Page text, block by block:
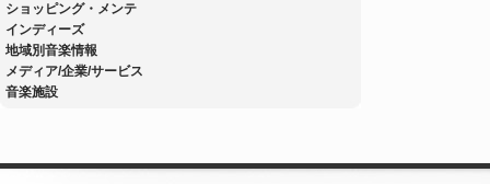
ショッピング・メンテ
インディーズ
地域別音楽情報
メディア/企業/サービス
音楽施設